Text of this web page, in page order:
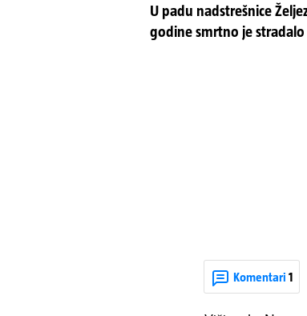
U padu nadstrešnice
godine smrtno je
Komentari 1